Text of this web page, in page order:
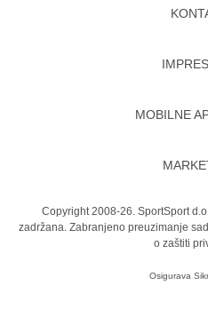
MOBILNE
Copyright 2008-26. SportSport
zadržana. Zabranjeno preuzimanje
o zaštiti
Osigurava